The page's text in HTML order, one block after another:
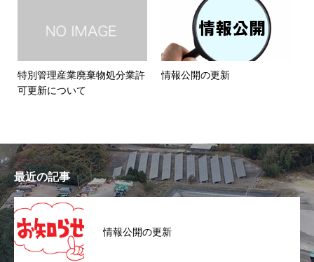
特別管理産業廃棄物処分業許
可更新について
情報公開の更新
最近の記事
情報公開の更新